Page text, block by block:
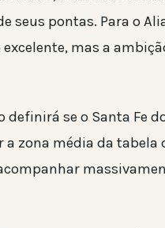
seus pontas. Para o
mas a
definirá se o Santa Fe
zona média da tabela